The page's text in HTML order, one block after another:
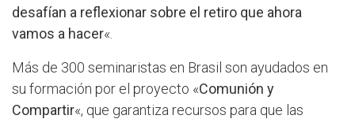
desafían a reflexionar sobre el retiro que ahora
vamos a hacer«.
Más de 300 seminaristas en Brasil son ayudados en
su formación por el proyecto «Comunión y
Compartir«, que garantiza recursos para que las